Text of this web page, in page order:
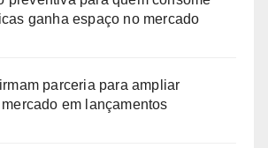
ganha espaço no mercado
parceria para ampliar
em lançamentos